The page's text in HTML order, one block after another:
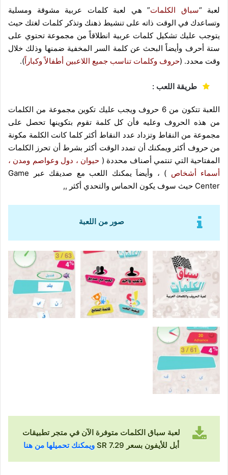
لعبة “سباق الكلمات” هي لعبة كلمات عربية مشوقة ومسلية
وتساعدك في الوقت ذاته على تنشيط ذهنك وتذكر كلمات لغتك حيث
يتوجب عليك تشكيل كلمات عربية انطلاقاً من مجموعة تحتوي على
ستة أحرف وأيضاً البحث عن كلمة السر المخفية ضمنها وذلك خلال
وقت محدد. (حروف وكلمات تناسب جميع اللاعبين أطفالاً وكباراً).
طريقة اللعب :
اللعبة تتكون من 6 حروف ويجب عليك تكوين مجموعة من الكلمات
من هذه الحروف وعليه فأن كل كلمة تقوم بتكوينها تحصل على
مجموعة من النقاط وتزداد عدد النقاط أكثر كلما كانت الكلمة مكونة
من حروف أكثر ويمكنك أن تمدد الوقت أكثر بشرط أن تحرز الكلمات
المفتاحية التي تنتمي أصناف محددة ( حيوان ، دول وعواصم ومدن ،
أسماء أشخاص
) ، وأيضاَ يمكنك اللعب مع صديقك عبر Game
Center حيث سوف يكون الحماس والتحدي أكثر ,,
صور من اللعبة
لعبة سباق الكلمات متوفرة الآن في متجر تطبيقات
أبل للأيفون بسعر SR 7.29
ويمكنك تحميلها من هنا